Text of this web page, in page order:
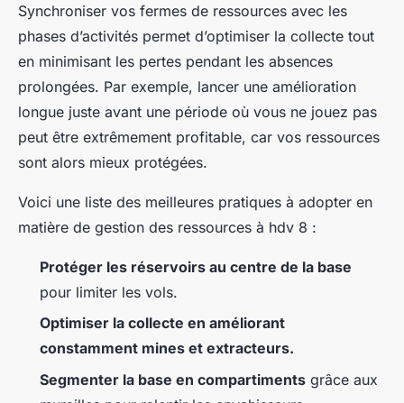
Synchroniser vos fermes de ressources avec les
phases d’activités permet d’optimiser la collecte tout
en minimisant les pertes pendant les absences
prolongées. Par exemple, lancer une amélioration
longue juste avant une période où vous ne jouez pas
peut être extrêmement profitable, car vos ressources
sont alors mieux protégées.
Voici une liste des meilleures pratiques à adopter en
matière de gestion des ressources à hdv 8 :
Protéger les réservoirs au centre de la base
pour limiter les vols.
Optimiser la collecte en améliorant
constamment mines et extracteurs.
Segmenter la base en compartiments grâce aux